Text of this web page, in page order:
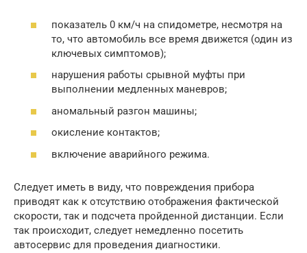
показатель 0 км/ч на спидометре, несмотря на
то, что автомобиль все время движется (один из
ключевых симптомов);
нарушения работы срывной муфты при
выполнении медленных маневров;
аномальный разгон машины;
окисление контактов;
включение аварийного режима.
Следует иметь в виду, что повреждения прибора
приводят как к отсутствию отображения фактической
скорости, так и подсчета пройденной дистанции. Если
так происходит, следует немедленно посетить
автосервис для проведения диагностики.